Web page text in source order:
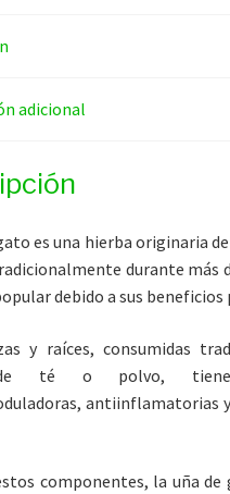
adicional
es una hierba originaria
durante más
debido a sus beneficios
y raíces, consumidas
té o polvo, tienen
antiinflamatorias
componentes, la uña